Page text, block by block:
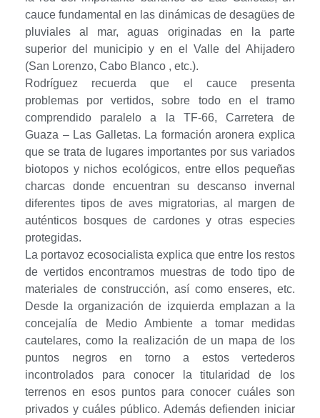
p
u
e
d
e
e
n
A
r
o
n
a
d
e
cauce fundamental en las dinámicas de desagües de
pluviales al mar, aguas originadas en la parte
superior del municipio y en el Valle del Ahijadero
(San Lorenzo, Cabo Blanco , etc.).
Rodríguez recuerda que el cauce presenta
problemas por vertidos, sobre todo en el tramo
comprendido paralelo a la TF-66, Carretera de
Guaza – Las Galletas. La formación aronera explica
que se trata de lugares importantes por sus variados
biotopos y nichos ecológicos, entre ellos pequeñas
charcas donde encuentran su descanso invernal
diferentes tipos de aves migratorias, al margen de
auténticos bosques de cardones y otras especies
protegidas.
La portavoz ecosocialista explica que entre los restos
de vertidos encontramos muestras de todo tipo de
materiales de construcción, así como enseres, etc.
Desde la organización de izquierda emplazan a la
concejalía de Medio Ambiente a tomar medidas
cautelares, como la realización de un mapa de los
puntos negros en torno a estos vertederos
incontrolados para conocer la titularidad de los
terrenos en esos puntos para conocer cuáles son
privados y cuáles público. Además defienden iniciar